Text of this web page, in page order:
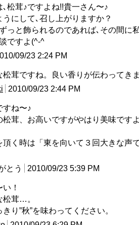
､松茸♪ですよね!!貴一さん〜♪
うにして､召し上がりますか？
っと飾られるのであれば､その間に
ですよ(^-^ゞ
09/23 2:24 PM
松茸ですね。良い香りが伝わってき
2010/09/23 2:44 PM
すね〜♪
松茸、お高いですがやはり美味です
頂く時は「東を向いて３回大きな声
とう
2010/09/23 5:39 PM
！
松茸…。
きり”秋”を味わってください。